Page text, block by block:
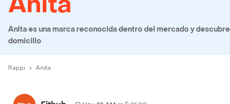
Anita es una marca reconocida dentro del mercado y
domicilio
Rappi Anita